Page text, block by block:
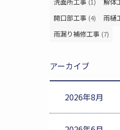
開口部工事 (4) 雨樋
雨漏り補修工事 (7)
アーカイブ
2026年8月